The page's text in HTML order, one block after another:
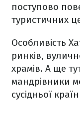
поступово
туристичних
Особливість
ринків,
храмів. А ще
мандрівники
сусідньої